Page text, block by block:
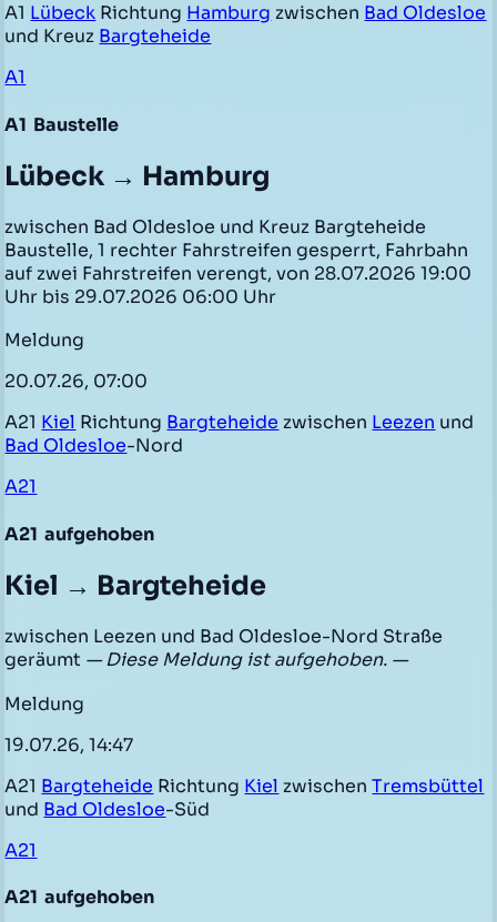
A1 Lübeck Richtung Hamburg zwischen Bad Oldesloe
und Kreuz Bargteheide
A1
A1 Baustelle
Lübeck → Hamburg
zwischen Bad Oldesloe und Kreuz Bargteheide
Baustelle, 1 rechter Fahrstreifen gesperrt, Fahrbahn
auf zwei Fahrstreifen verengt, von 28.07.2026 19:00
Uhr bis 29.07.2026 06:00 Uhr
Meldung
20.07.26, 07:00
A21 Kiel Richtung Bargteheide zwischen Leezen und
Bad Oldesloe-Nord
A21
A21 aufgehoben
Kiel → Bargteheide
zwischen Leezen und Bad Oldesloe-Nord Straße
geräumt — Diese Meldung ist aufgehoben. —
Meldung
19.07.26, 14:47
A21 Bargteheide Richtung Kiel zwischenTremsbüttel
und Bad Oldesloe-Süd
A21
A21 aufgehoben